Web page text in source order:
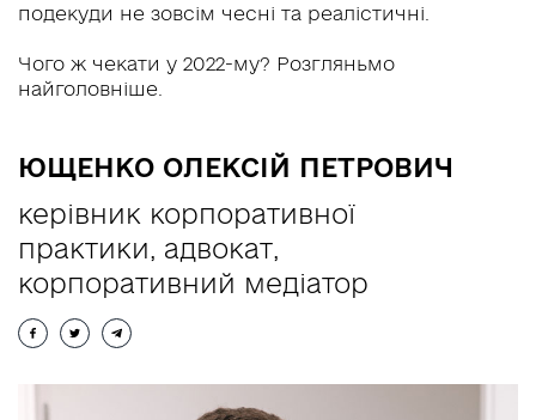
подекуди не зовсім чесні та реалістичні.
Чого ж чекати у 2022-му? Розгляньмо
найголовніше.
ЮЩЕНКО ОЛЕКСІЙ ПЕТРОВИЧ
керівник корпоративної
практики, адвокат,
корпоративний медіатор